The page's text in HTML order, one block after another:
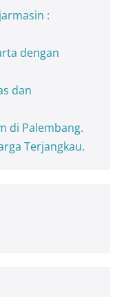
:
dengan
dan
di Palembang.
Terjangkau.